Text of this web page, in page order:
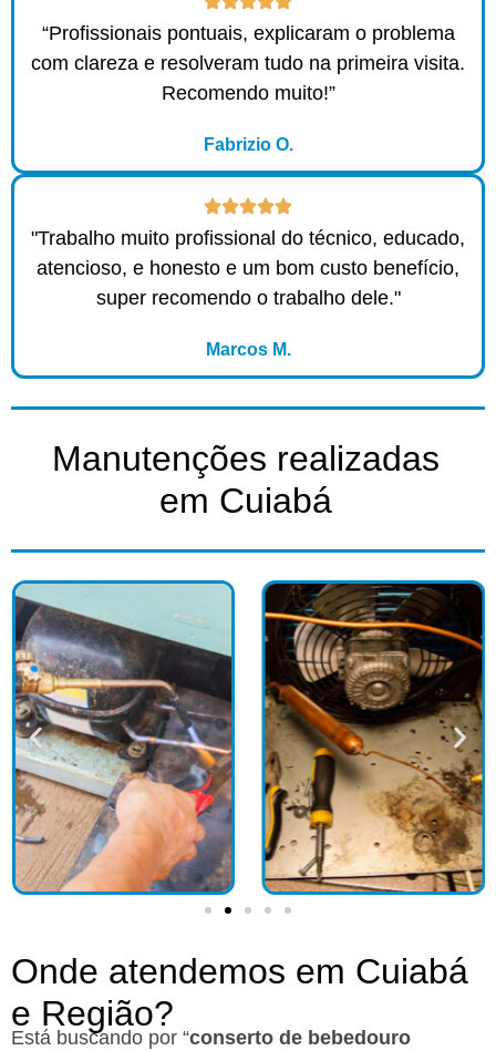
“Profissionais pontuais, explicaram o problema
com clareza e resolveram tudo na primeira visita.
Recomendo muito!”
Fabrizio O.
"Trabalho muito profissional do técnico, educado,
atencioso, e honesto e um bom custo benefício,
super recomendo o trabalho dele."
Marcos M.
Manutenções realizadas
em Cuiabá​
Onde atendemos em Cuiabá
e Região?
Está buscando por “conserto de bebedouro